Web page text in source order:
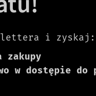
i zyskaj:
zakupy
w dostępie do